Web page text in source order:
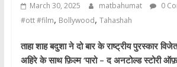
March 30, 2025 matbahumat 0
#ott #film, Bollywood, Tahashah
ताहा शाह बदुशा ने दो बार के राष्ट्रीय पुरस्कार
अहिरे के साथ फ़िल्म ‘पारो – द अनटोल्ड स्टोरी